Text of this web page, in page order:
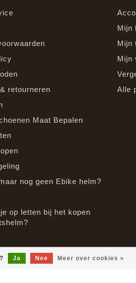
Ja Nee Meer over cookies »
retourneren
Maat Bepalen
nog geen Ebike helm?
op letten bij het kopen
Mijn
Mijn
Mijn
Alle